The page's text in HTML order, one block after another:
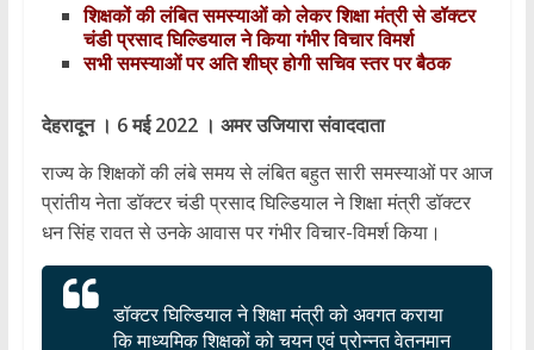
शिक्षकों की लंबित समस्याओं को लेकर शिक्षा मंत्री से डॉक्टर
चंडी प्रसाद घिल्डियाल ने किया गंभीर विचार विमर्श
सभी समस्याओं पर अति शीघ्र होगी सचिव स्तर पर बैठक
देहरादून । 6 मई 2022 । अमर उजियारा संवाददाता
राज्य के शिक्षकों की लंबे समय से लंबित बहुत सारी समस्याओं पर आज
प्रांतीय नेता डॉक्टर चंडी प्रसाद घिल्डियाल ने शिक्षा मंत्री डॉक्टर
धन सिंह रावत से उनके आवास पर गंभीर विचार-विमर्श किया।
डॉक्टर घिल्डियाल ने शिक्षा मंत्री को अवगत कराया
कि माध्यमिक शिक्षकों को चयन एवं प्रोन्नत वेतनमान